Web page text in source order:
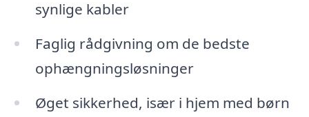
synlige kabler
Faglig rådgivning om de bedste
ophængningsløsninger
Øget sikkerhed, især i hjem med børn